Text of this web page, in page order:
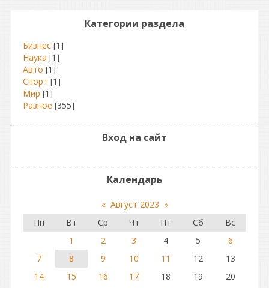
Категории раздела
Бизнес [1]
Наука [1]
Авто [1]
Спорт [1]
Мир [1]
Разное [355]
Вход на сайт
Календарь
« Август 2023 »
Пн
Вт Ср Чт Пт Сб
Вс
1
2 3 4 5
6
7
8 9 10 11 12
13
14
15 16 17 18 19
20